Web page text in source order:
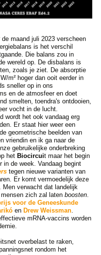
maand juli 2023 verscheen
is het verschil
Die balans zou in
wereld op. De disbalans is
zoals je ziet. De absorptie
m² hoger dan ooit eerder in
sneller op in ons
en de atmosfeer en doet
smelten, toendra's ontdooien,
vocht in de lucht.
het ook vandaag erg
Er staat hier weer een
geometrische beelden van
vriendin en ik ga naar de
gebruikelijke onderbreking
het Biocircuit maar het begin
in de week. Vandaag begint
tegen nieuwe varianten van
Er komt vermoedelijk deze
Men verwacht dat landelijk
zich zal laten boosten.
voor de Geneeskunde
en Drew Weissman.
mRNA-vaccins worden
overbelast te raken,
rondom het